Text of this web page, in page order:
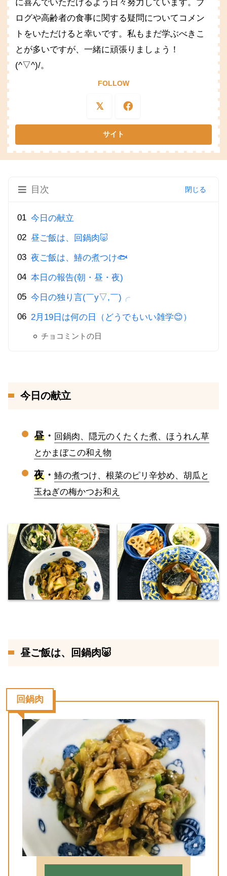
に喜んでいただけるよう日々努力しています。ブ
ログや高齢者の食事に関する疑問についてコメン
トをいただけると幸いです。私もまだ学ぶべきこ
とが多いですが、一緒に頑張りましょう！
(^▽^)/。
FOLLOW
目次
今日の献立
昼ご飯は、回鍋肉🐷
夜ご飯は、鰆の煮つけ🐟
本日の報告(朝・昼・夜)
今日の独り言(￣y▽,￣)╭
2月19日は何の日（どうでもいい雑学😊）
チョコミントの日
今日の献立
昼・ 回鍋肉、隠元のくたくた煮、ほうれん草
とかまぼこの和え物
夜 ・ 鰆の煮つけ、根菜のピリ辛炒め、胡瓜と
玉ねぎの梅かつお和え
昼ご飯は、回鍋肉🐷
回鍋肉